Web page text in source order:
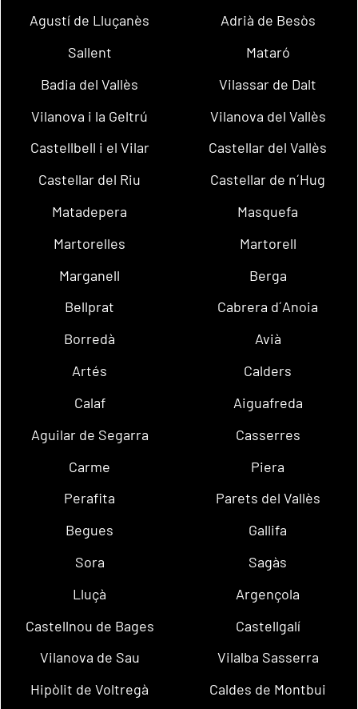
Agustí de Lluçanès
Adrià de Besòs
Sallent
Mataró
Badia del Vallès
Vilassar de Dalt
Vilanova i la Geltrú
Vilanova del Vallès
Castellbell i el Vilar
Castellar del Vallès
Castellar del Riu
Castellar de n´Hug
Matadepera
Masquefa
Martorelles
Martorell
Marganell
Berga
Bellprat
Cabrera d´Anoia
Borredà
Avià
Artés
Calders
Calaf
Aiguafreda
Aguilar de Segarra
Casserres
Carme
Piera
Perafita
Parets del Vallès
Begues
Gallifa
Sora
Sagàs
Lluçà
Argençola
Castellnou de Bages
Castellgalí
Vilanova de Sau
Vilalba Sasserra
Hipòlit de Voltregà
Caldes de Montbui